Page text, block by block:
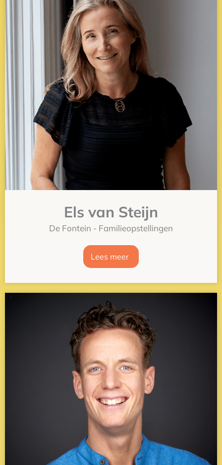
Els van Steijn
De Fontein - Familieopstellingen
Lees meer